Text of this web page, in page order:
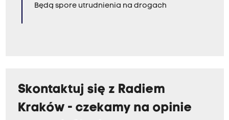
Będą spore utrudnienia na drogach
Skontaktuj się z Radiem
Kraków - czekamy na opinie